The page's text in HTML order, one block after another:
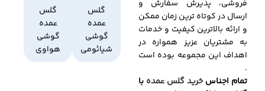
فروشی، پذیرش سفارش و
ارسال در کوتاه ترین زمان ممکن
و ارائه بالاترین کیفیت و خدمات
به مشتریان عزیز همواره در
اهداف این مجموعه بوده است
.
تمام اجناسخرید گلس عمده با
گلس
عمده
گوشی
شیائومی
گلس
عمده
گوشی
هواوی